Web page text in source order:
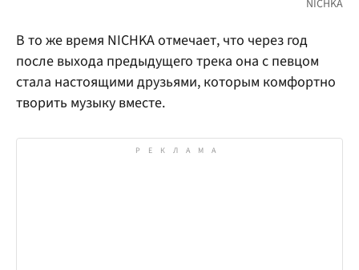
В то же время NICHKA отмечает, что через год
после выхода предыдущего трека она с певцом
стала настоящими друзьями, которым комфортно
творить музыку вместе.